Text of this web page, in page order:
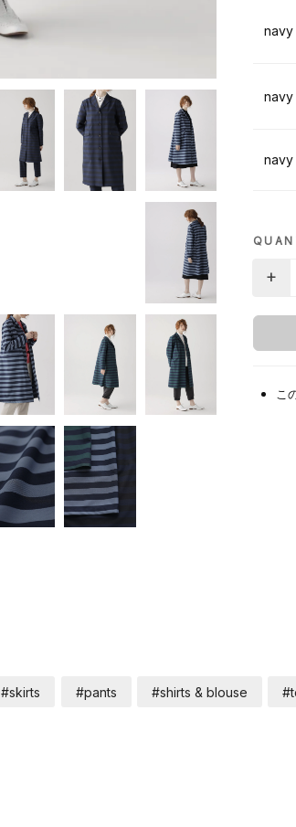
+
こ
#skirts #pants #shirts & blouse